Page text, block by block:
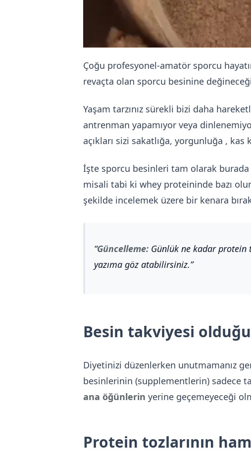
Çoğu profesyonel-amatör sporcu
revaçta olan sporcu besinine
Yaşam tarzınız sürekli bizi daha
antrenman yapamıyor veya
açıkları sizi sakatlığa, yorgunluğa ,
İşte sporcu besinleri tam olarak burada
misali tabi ki whey proteininde bazı
şekilde incelemek üzere bir kenara
Güncelleme: Günlük ne kadar
yazıma göz atabilirsiniz.
Besin takviyesi
Diyetinizi düzenlerken unutmamanız
besinlerinin (supplementlerin) sadece
ana öğünlerin yerine geçemeyeceği
Protein tozlarının